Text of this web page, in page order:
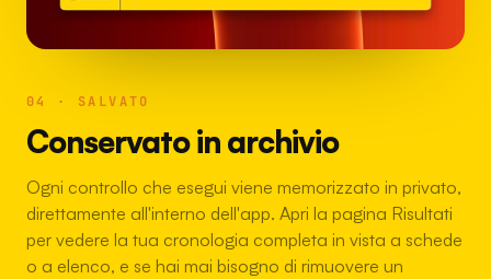
04 · SALVATO
Conservato in archivio
Ogni controllo che esegui viene memorizzato in privato,
direttamente all'interno dell'app. Apri la pagina Risultati
per vedere la tua cronologia completa in vista a schede
o a elenco, e se hai mai bisogno di rimuovere un